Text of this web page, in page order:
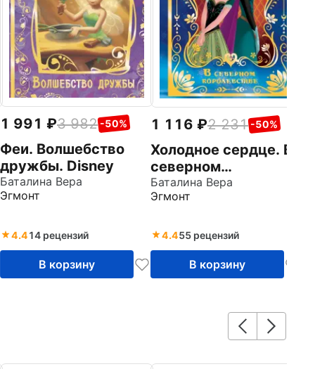
1 991 3 982 -50%
Феи. Волшебство
дружбы. Disney
Баталина Вера
Эгмонт
4.414 рецензий
В корзину
1 116 2 231 -50%
Холодное сердце. В
северном
королевстве. Disney
Баталина Вера
Эгмонт
4.455 рецензий
В корзину